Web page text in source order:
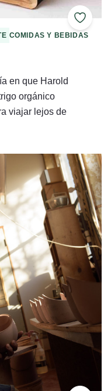
Añadir
COMIDAS Y BEBIDAS
en que Harold
orgánico
viajar lejos de